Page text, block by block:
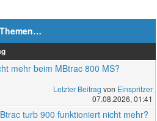
mehr beim MBtrac 800 MS?
Letzter Beitrag von Einspritzer
07.08.2026, 01:41
turb 900 funktioniert nicht mehr?